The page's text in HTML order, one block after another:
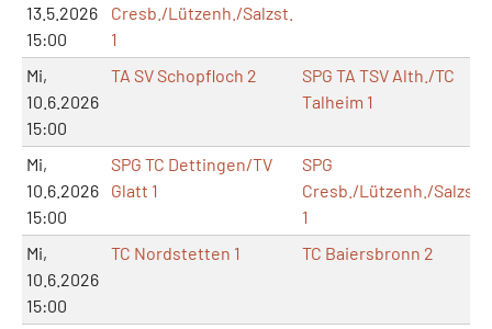
13.5.2026
15:00
Cresb./Lützenh./Salzst.
1
Mi,
10.6.2026
15:00
TA SV Schopfloch 2
SPG TA TSV Alth./TC
Talheim 1
Mi,
10.6.2026
15:00
SPG TC Dettingen/TV
Glatt 1
SPG
Cresb./Lützenh./Salzst.
1
Mi,
10.6.2026
15:00
TC Nordstetten 1 TC Baiersbronn 2